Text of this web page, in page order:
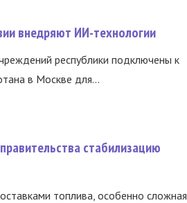
внедряют ИИ-технологии
республики подключены к
в Москве для...
стабилизацию
топлива, особенно сложная